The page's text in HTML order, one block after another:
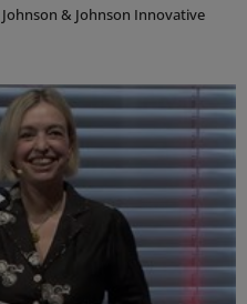
Johnson & Johnson Innovative